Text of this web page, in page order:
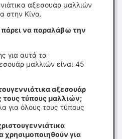
αξεσουάρ μαλλιών
στην Κίνα.
να παραλάβω την
για αυτά τα
μαλλιών είναι 45
αξεσουάρ
τους τύπους μαλλιών;
για όλους τους τύπους
χρησιμοποιηθούν για